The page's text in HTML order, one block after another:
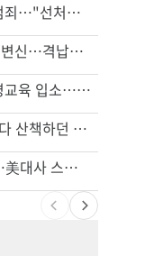
한인 남성, 처형 상대로 성범죄…"선처해줬더니 배신자 취급"
74m짜리 보잉777, 화물기 변신…격납고서 ‘보물’ 찾는 인천공항
천하람, 현역 의원 최초 신병교육 입소…논산서 2박3일 생활
7세·4세 형제가 부모 차 몰다 산책하던 여성 들이받아
넷플 ‘외교관’ 현실판 떴다…美대사 스틸 지키는 ‘신 스틸러’